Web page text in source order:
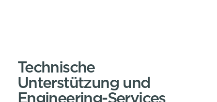
Technische
Unterstützung und
Engineering-Services